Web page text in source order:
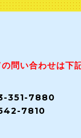
問い合わせは下
351-7880
7810